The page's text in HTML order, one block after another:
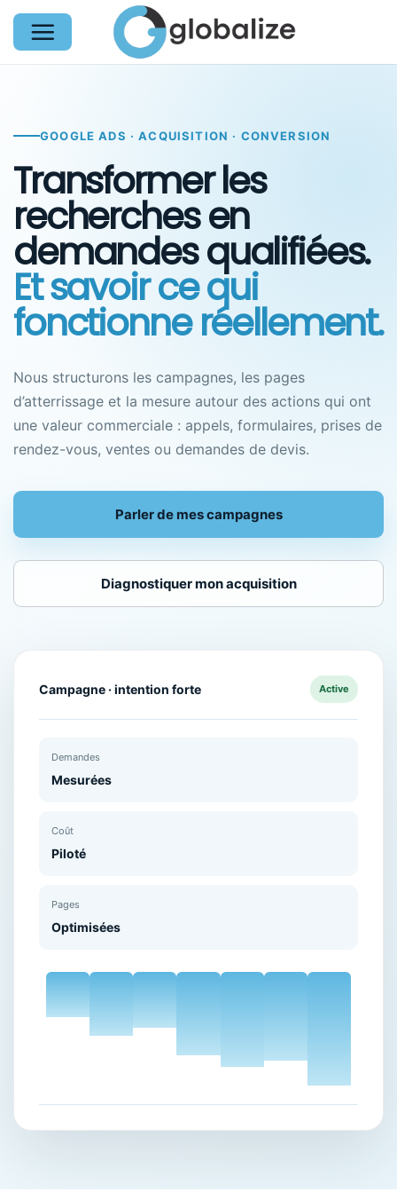
Passer
contenu
GOOGLE ADS · ACQUISITION · CONVERSION
Transformer les
recherches en
demandes qualifiées.
Et savoir ce qui
fonctionne réellement.
Nous structurons les campagnes, les pages
d’atterrissage et la mesure autour des actions qui ont
une valeur commerciale : appels, formulaires, prises de
rendez-vous, ventes ou demandes de devis.
Parler de mes campagnes
Diagnostiquer mon acquisition
Campagne · intention forte Active
Demandes
Mesurées
Coût
Piloté
Pages
Optimisées